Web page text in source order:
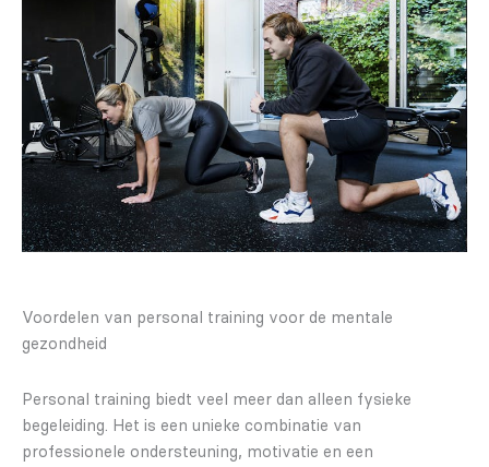
Voordelen van personal training voor de mentale
gezondheid
Personal training biedt veel meer dan alleen fysieke
begeleiding. Het is een unieke combinatie van
professionele ondersteuning, motivatie en een